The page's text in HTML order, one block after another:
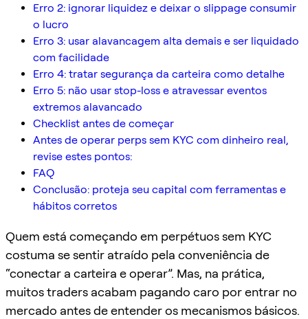
Erro 2: ignorar liquidez e deixar o slippage consumir
o lucro
Erro 3: usar alavancagem alta demais e ser liquidado
com facilidade
Erro 4: tratar segurança da carteira como detalhe
Erro 5: não usar stop-loss e atravessar eventos
extremos alavancado
Checklist antes de começar
Antes de operar perps sem KYC com dinheiro real,
revise estes pontos:
FAQ
Conclusão: proteja seu capital com ferramentas e
hábitos corretos
Quem está começando em perpétuos sem KYC
costuma se sentir atraído pela conveniência de
“conectar a carteira e operar”. Mas, na prática,
muitos traders acabam pagando caro por entrar no
mercado antes de entender os mecanismos básicos.